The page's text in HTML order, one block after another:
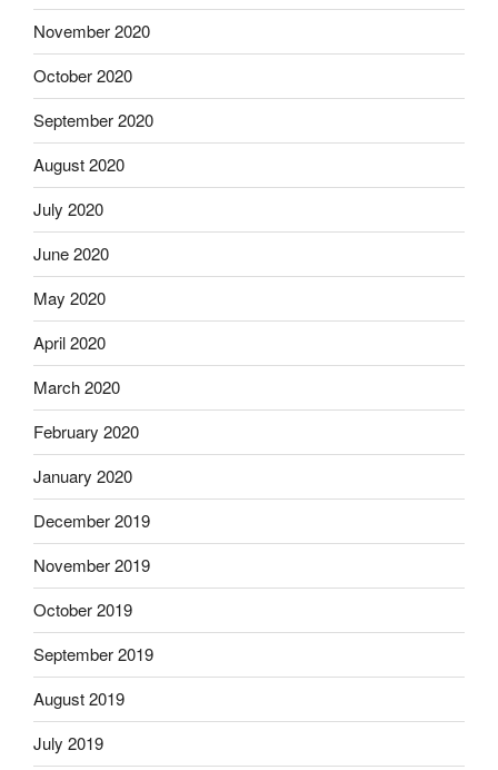
November 2020
October 2020
September 2020
August 2020
July 2020
June 2020
May 2020
April 2020
March 2020
February 2020
January 2020
December 2019
November 2019
October 2019
September 2019
August 2019
July 2019